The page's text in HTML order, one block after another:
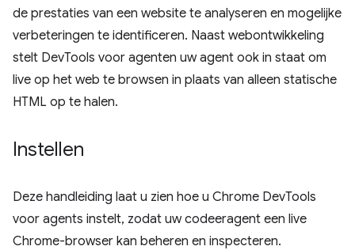
de prestaties van een website te analyseren en mogelijke
verbeteringen te identificeren. Naast webontwikkeling
stelt DevTools voor agenten uw agent ook in staat om
live op het web te browsen in plaats van alleen statische
HTML op te halen.
Instellen
Deze handleiding laat u zien hoe u Chrome DevTools
voor agents instelt, zodat uw codeeragent een live
Chrome-browser kan beheren en inspecteren.